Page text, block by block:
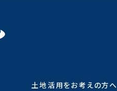
土地活用をお考えの方へ